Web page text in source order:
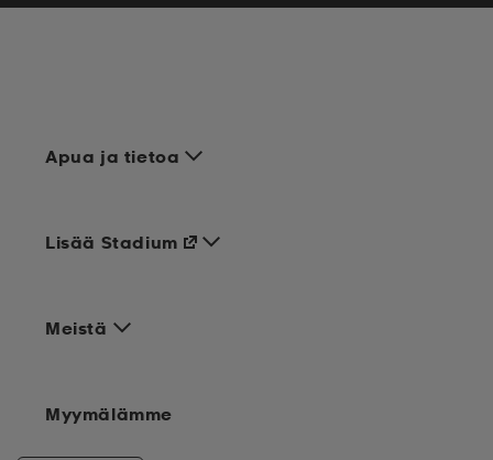
Apua ja tietoa
Meistä
Lisää Stadium
Myymälämme